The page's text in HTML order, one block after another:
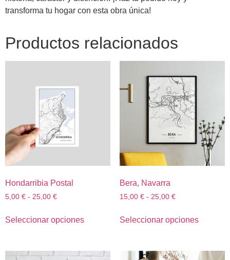
transforma tu hogar con esta obra única!
Productos relacionados
Hondarribia Postal
5,00 € - 25,00 €
Seleccionar opciones
Bera, Navarra
15,00 € - 25,00 €
Seleccionar opciones